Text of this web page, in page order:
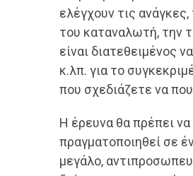
ελέγχουν τις
του καταναλωτή, την
είναι διατεθειμένος
κ.λπ. για το
που σχεδιάζετε να
Η έρευνα θα πρέπει να
πραγματοποιηθεί σε
μεγάλο,